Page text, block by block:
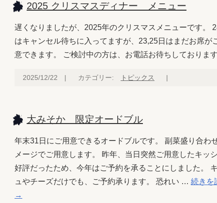
2025 クリスマスディナー メニュー
遅くなりましたが、2025年のクリスマスメニューです。
はキャンセル待ちに入ってますが、23,25日はまだお席が
意できます。 ご検討中の方は、お電話お待ちしておりま
2025/12/22 | カテゴリー: トピックス |
大みそか 限定オードブル
年末31日にご用意できるオードブルです。 副菜盛り合わ
メージでご用意します。 昨年、当日突然ご用意したキッ
好評だったため、今年はご予約を承ることにしました。
ュやチーズだけでも、ご予約承ります。 恐れい … 続きを
→